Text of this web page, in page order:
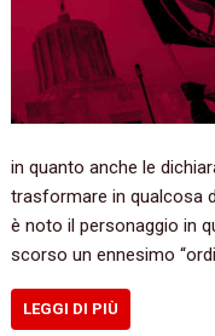
in quanto anche le
trasformare in qualcosa
è noto il personaggio in
scorso un ennesimo
LEGGI DI PIÙ